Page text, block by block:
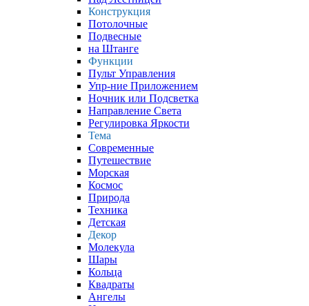
Конструкция
Потолочные
Подвесные
на Штанге
Функции
Пульт Управления
Упр-ние Приложением
Ночник или Подсветка
Направление Света
Регулировка Яркости
Тема
Современные
Путешествие
Морская
Космос
Природа
Техника
Детская
Декор
Молекула
Шары
Кольца
Квадраты
Ангелы